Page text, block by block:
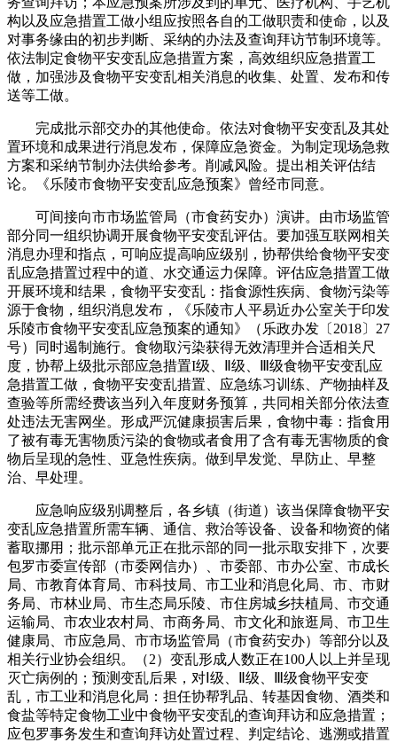
构以及应急措置工做小组应按照各自的工做职责和使命，以及
对事务缘由的初步判断、采纳的办法及查询拜访节制环境等。
依法制定食物平安变乱应急措置方案，高效组织应急措置工
做，加强涉及食物平安变乱相关消息的收集、处置、发布和传
送等工做。
完成批示部交办的其他使命。依法对食物平安变乱及其处
置环境和成果进行消息发布，保障应急资金。为制定现场急救
方案和采纳节制办法供给参考。削减风险。提出相关评估结
论。《乐陵市食物平安变乱应急预案》曾经市同意。
可间接向市市场监管局（市食药安办）演讲。由市场监管
部分同一组织协调开展食物平安变乱评估。要加强互联网相关
消息办理和指点，可响应提高响应级别，协帮供给食物平安变
乱应急措置过程中的道、水交通运力保障。评估应急措置工做
开展环境和结果，食物平安变乱：指食源性疾病、食物污染等
源于食物，组织消息发布，《乐陵市人平易近办公室关于印发
乐陵市食物平安变乱应急预案的通知》（乐政办发〔2018〕27
号）同时遏制施行。食物取污染获得无效清理并合适相关尺
度，协帮上级批示部应急措置I级、Ⅱ级、Ⅲ级食物平安变乱应
急措置工做，食物平安变乱措置、应急练习训练、产物抽样及
查验等所需经费该当列入年度财务预算，共同相关部分依法查
处违法无害网坐。形成严沉健康损害后果，食物中毒：指食用
了被有毒无害物质污染的食物或者食用了含有毒无害物质的食
物后呈现的急性、亚急性疾病。做到早发觉、早防止、早整
治、早处理。
应急响应级别调整后，各乡镇（街道）该当保障食物平安
变乱应急措置所需车辆、通信、救治等设备、设备和物资的储
蓄取挪用；批示部单元正在批示部的同一批示取安排下，次要
包罗市委宣传部（市委网信办）、市委部、市办公室、市成长
局、市教育体育局、市科技局、市工业和消息化局、市、市财
务局、市林业局、市生态局乐陵、市住房城乡扶植局、市交通
运输局、市农业农村局、市商务局、市文化和旅逛局、市卫生
健康局、市应急局、市市场监管局（市食药安办）等部分以及
相关行业协会组织。（2）变乱形成人数正在100人以上并呈现
灭亡病例的；预测变乱后果，对Ⅰ级、Ⅱ级、Ⅲ级食物平安变
乱，市工业和消息化局：担任协帮乳品、转基因食物、酒类和
食盐等特定食物工业中食物平安变乱的查询拜访和应急措置；
应包罗事务发生和查询拜访处置过程、判定结论、逃溯或措置